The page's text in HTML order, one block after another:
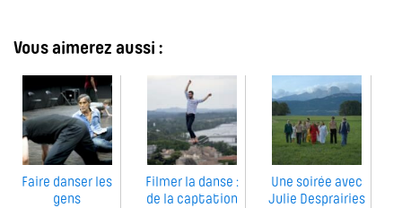
Vous aimerez aussi :
Faire danser les
gens
Filmer la danse :
de la captation
Une soirée avec
Julie Desprairies